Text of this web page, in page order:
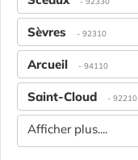
Sèvres - 92310
Arcueil - 94110
Saint-Cloud - 92210
Afficher plus....